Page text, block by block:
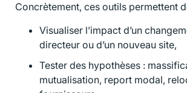
Concrètement, ces outils permettent
Visualiser l’impact d’un
directeur ou d’un nouveau site,
Tester des hypothèses :
mutualisation, report modal,